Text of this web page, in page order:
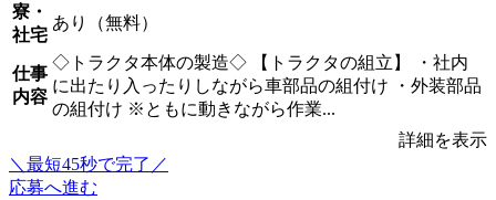
寮・
社宅
あり（無料）
仕事
内容
◇トラクタ本体の製造◇ 【トラクタの組立】 ・社内
に出たり入ったりしながら車部品の組付け ・外装部品
の組付け ※ともに動きながら作業...
詳細を表示
＼最短45秒で完了／
応募へ進む